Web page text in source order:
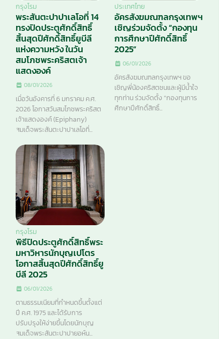
กรุงโรม
พระสันตะปาปาเลโอที่ 14
ทรงปิดประตูศักดิ์สิทธิ์
สิ้นสุดปีศักดิ์สิทธิ์ยูบีลี
แห่งความหวัง ในวัน
สมโภชพระคริสตเจ้า
แสดงองค์
08/01/2026
เมื่อวันอังคารที่ 6 มกราคม ค.ศ.
2026 โอกาสวันสมโภชพระคริสต
เจ้าแสดงองค์ (Epiphany)
สมเด็จพระสันตะปาปาเลโอที่...
ประเทศไทย
อัครสังฆมณฑลกรุงเทพฯ
เชิญร่วมจัดตั้ง “กองทุน
การศึกษาปีศักดิ์สิทธิ์
2025”
06/01/2026
อัครสังฆมณฑลกรุงเทพฯ ขอ
เชิญพี่น้องคริสตชนและผู้มีน้ำใจ
ทุกท่าน ร่วมจัดตั้ง “กองทุนการ
ศึกษาปีศักดิ์สิทธิ์...
กรุงโรม
พิธีปิดประตูศักดิ์สิทธิ์พระ
มหาวิหารนักบุญเปโตร
โอกาสสิ้นสุดปีศักดิ์สิทธิ์ยู
บีลี 2025
06/01/2026
ตามธรรมเนียมที่กำหนดขึ้นตั้งแต่
ปี ค.ศ. 1975 และได้รับการ
ปรับปรุงให้ง่ายขึ้นโดยนักบุญ
สมเด็จพระสันตะปาปายอห์น...